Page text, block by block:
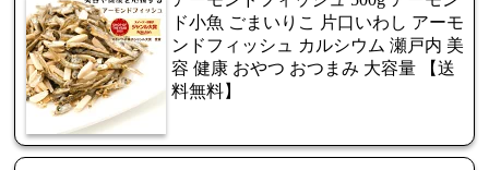
ド小魚 ごまいりこ 片口いわし アーモ
ンドフィッシュ カルシウム 瀬戸内 美
容 健康 おやつ おつまみ 大容量 【送
料無料】